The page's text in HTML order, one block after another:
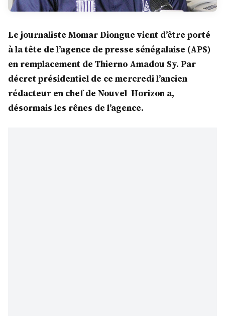
Le journaliste Momar Diongue vient d’être porté
à la tête de l’agence de presse sénégalaise (APS)
en remplacement de Thierno Amadou Sy. Par
décret présidentiel de ce mercredi l’ancien
rédacteur en chef de Nouvel Horizon a,
désormais les rênes de l’agence.